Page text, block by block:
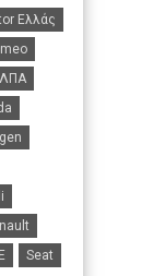
Ελλάς
Seat